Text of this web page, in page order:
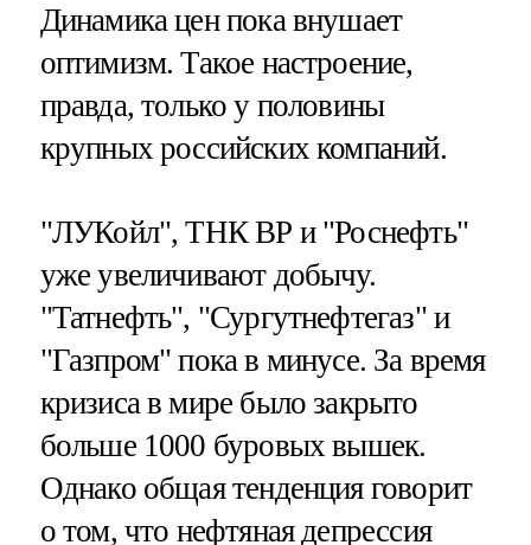
Динамика цен пока внушает
оптимизм. Такое настроение,
правда, только у половины
крупных российских компаний.
"ЛУКойл", ТНК ВР и "Роснефть"
уже увеличивают добычу.
"Татнефть", "Сургутнефтегаз" и
"Газпром" пока в минусе. За время
кризиса в мире было закрыто
больше 1000 буровых вышек.
Однако общая тенденция говорит
о том, что нефтяная депрессия